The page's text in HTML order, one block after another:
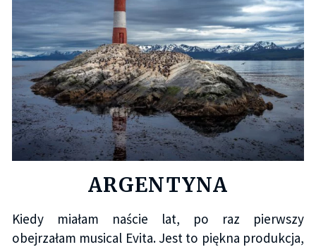
ARGENTYNA
Kiedy miałam naście lat, po raz pierwszy
obejrzałam musical Evita. Jest to piękna produkcja,